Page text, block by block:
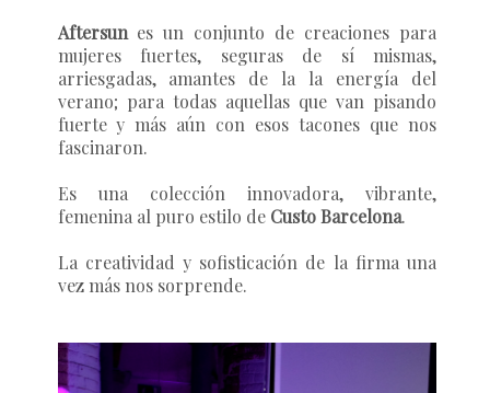
Aftersun es un conjunto de creaciones para
mujeres fuertes, seguras de sí mismas,
arriesgadas, amantes de la la energía del
verano; para todas aquellas que van pisando
fuerte y más aún con esos tacones que nos
fascinaron.
Es una colección innovadora, vibrante,
femenina al puro estilo de Custo Barcelona.
La creatividad y sofisticación de la firma una
vez más nos sorprende.